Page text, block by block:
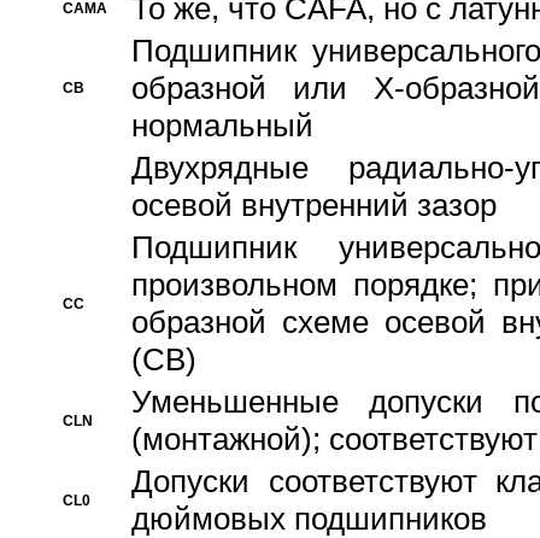
CAMA То же, что CAFA, но с
CB
Подшипник
образной или Х-
нормальный
Двухрядные радиально-
осевой внутренний зазор
CC
Подшипник
произвольном порядке;
образной схеме осевой
(CB)
CLN
Уменьшенные
(монтажной);
CL0
Допуски соответствуют
дюймовых подшипников